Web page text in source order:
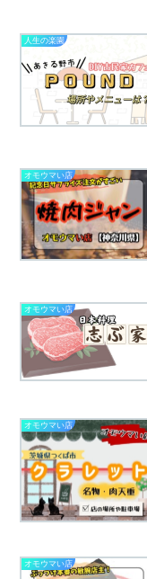
人生の楽園
オモウマい店
オモウマい店
オモウマい店
オモウマい店